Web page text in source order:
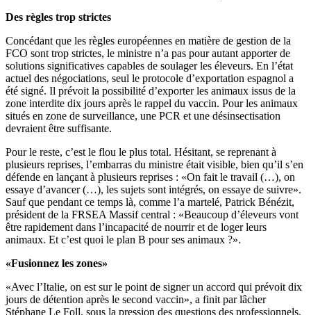
Des règles trop strictes
Concédant que les règles européennes en matière de gestion de la
FCO sont trop strictes, le ministre n’a pas pour autant apporter de
solutions significatives capables de soulager les éleveurs. En l’état
actuel des négociations, seul le protocole d’exportation espagnol a
été signé. Il prévoit la possibilité d’exporter les animaux issus de la
zone interdite dix jours après le rappel du vaccin. Pour les animaux
situés en zone de surveillance, une PCR et une désinsectisation
devraient être suffisante.
Pour le reste, c’est le flou le plus total. Hésitant, se reprenant à
plusieurs reprises, l’embarras du ministre était visible, bien qu’il s’en
défende en lançant à plusieurs reprises : «On fait le travail (…), on
essaye d’avancer (…), les sujets sont intégrés, on essaye de suivre».
Sauf que pendant ce temps là, comme l’a martelé, Patrick Bénézit,
président de la FRSEA Massif central : «Beaucoup d’éleveurs vont
être rapidement dans l’incapacité de nourrir et de loger leurs
animaux. Et c’est quoi le plan B pour ses animaux ?».
«Fusionnez les zones»
«Avec l’Italie, on est sur le point de signer un accord qui prévoit dix
jours de détention après le second vaccin», a finit par lâcher
Stéphane Le Foll, sous la pression des questions des professionnels.